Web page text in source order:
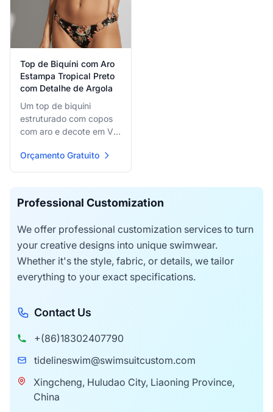
Top de Biquíni com Aro
Estampa Tropical Preto
com Detalhe de Argola
Um top de biquíni
estruturado com copos
com aro e decote em V
estampa floral tropical
escura acentuada por
partes de baixo.
Orçamento Gratuito
Professional Customization
We offer professional customization services to turn
your creative designs into unique swimwear.
Whether it's the style, fabric, or details, we tailor
everything to your exact specifications.
Contact Us
+(86)18302407790
tidelineswim@swimsuitcustom.com
Xingcheng, Huludao City, Liaoning Province,
China